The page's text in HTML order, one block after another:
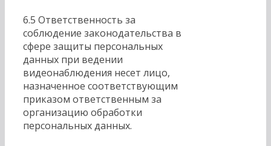
6.5 Ответственность за
соблюдение законодательства в
сфере защиты персональных
данных при ведении
видеонаблюдения несет лицо,
назначенное соответствующим
приказом ответственным за
организацию обработки
персональных данных.